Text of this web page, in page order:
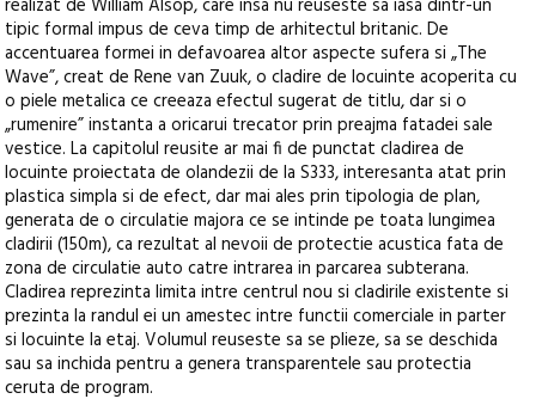
realizat de William Alsop, care insa nu reuseste sa iasa dintr-un
tipic formal impus de ceva timp de arhitectul britanic. De
accentuarea formei in defavoarea altor aspecte sufera si „The
Wave”, creat de Rene van Zuuk, o cladire de locuinte acoperita cu
o piele metalica ce creeaza efectul sugerat de titlu, dar si o
„rumenire” instanta a oricarui trecator prin preajma fatadei sale
vestice. La capitolul reusite ar mai fi de punctat cladirea de
locuinte proiectata de olandezii de la S333, interesanta atat prin
plastica simpla si de efect, dar mai ales prin tipologia de plan,
generata de o circulatie majora ce se intinde pe toata lungimea
cladirii (150m), ca rezultat al nevoii de protectie acustica fata de
zona de circulatie auto catre intrarea in parcarea subterana.
Cladirea reprezinta limita intre centrul nou si cladirile existente si
prezinta la randul ei un amestec intre functii comerciale in parter
si locuinte la etaj. Volumul reuseste sa se plieze, sa se deschida
sau sa inchida pentru a genera transparentele sau protectia
ceruta de program.